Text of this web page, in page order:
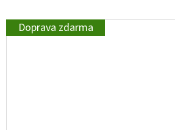
Doprava zdarma